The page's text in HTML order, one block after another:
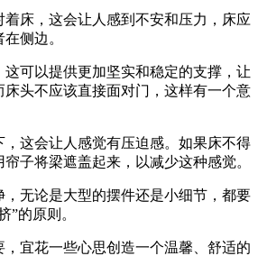
着床，这会让人感到不安和压力，床应
侧边。
这可以提供更加坚实和稳定的支撑，让
床头不应该直接面对门，这样有一个意
，这会让人感觉有压迫感。如果床不得
子将梁遮盖起来，以减少这种感觉。
，无论是大型的摆件还是小细节，都要
”的原则。
，宜花一些心思创造一个温馨、舒适的